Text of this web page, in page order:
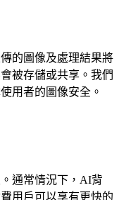
的圖像及處理結果將
被存儲或共享。我們
用者的圖像安全。
通常情況下，AI背
用戶可以享有更快的